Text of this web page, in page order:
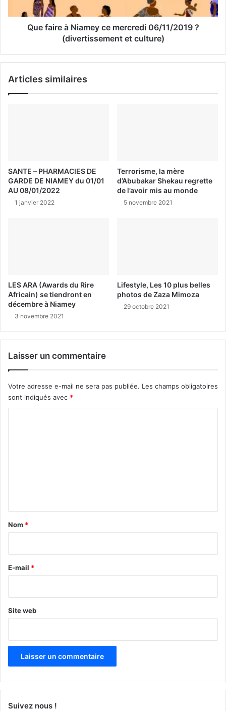
Que faire à Niamey ce mercredi 06/11/2019 ?
(divertissement et culture)
Articles similaires
SANTE – PHARMACIES DE
GARDE DE NIAMEY du 01/01
AU 08/01/2022
1 janvier 2022
Terrorisme, la mère
d’Abubakar Shekau regrette
de l’avoir mis au monde
5 novembre 2021
LES ARA (Awards du Rire
Africain) se tiendront en
décembre à Niamey
3 novembre 2021
Lifestyle, Les 10 plus belles
photos de Zaza Mimoza
29 octobre 2021
Laisser un commentaire
Votre adresse e-mail ne sera pas publiée. Les champs obligatoires
sont indiqués avec *
a
e
Nom *
E-mail *
Site web
Suivez nous !